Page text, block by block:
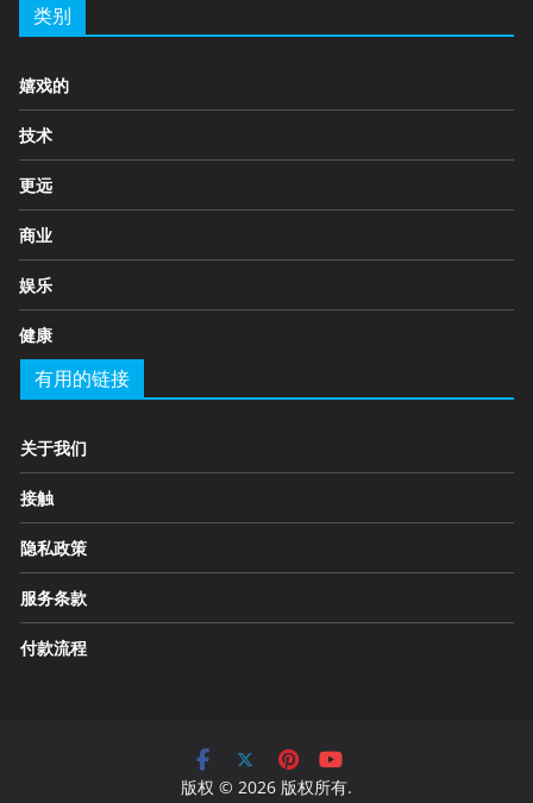
类别
嬉戏的
技术
更远
商业
娱乐
健康
有用的链接
关于我们
接触
隐私政策
服务条款
付款流程
版权 © 2026 版权所有.